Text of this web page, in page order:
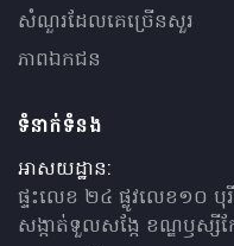
សំណួរ​ដែលគេ​ច្រើន​សួរ
ភាពឯកជន
ទំនាក់ទំនង
អាសយដ្ឋាន:
ផ្ទះលេខ ២៤ ផ្លូវលេខ១០ បុ
សង្កាត់ទួលសង្កែ ខណ្ឌឫស្សីក